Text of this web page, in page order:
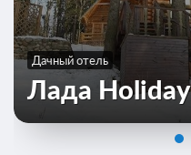
Дачный отель
Лада Holiday